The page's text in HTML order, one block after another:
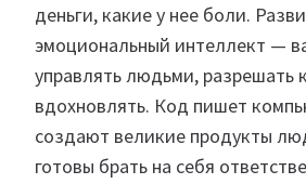
деньги, какие у нее боли.
эмоциональный интеллект —
управлять людьми, разрешать
вдохновлять. Код пишет
создают великие продукты
готовы брать на себя